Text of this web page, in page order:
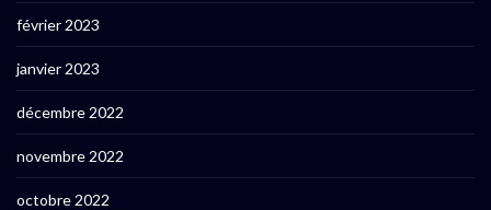
février 2023
janvier 2023
décembre 2022
novembre 2022
octobre 2022